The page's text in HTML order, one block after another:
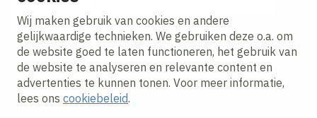
Wij maken gebruik van cookies en andere
gelijkwaardige technieken. We gebruiken deze o.a. om
de website goed te laten functioneren, het gebruik van
de website te analyseren en relevante content en
advertenties te kunnen tonen. Voor meer informatie,
lees ons cookiebeleid.
Ik ga akkoord met hetprivacy statement.